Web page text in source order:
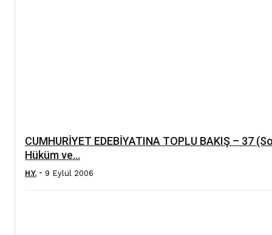
CUMHURİYET EDEBİYATINA TOPLU BAKIŞ – 37
Hüküm ve...
H.Y. - 9 Eylül 2006